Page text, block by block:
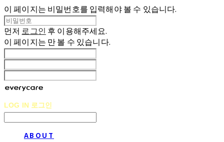
이 페이지는 비밀번호를 입력해야 볼 수 있습니다.
먼저 로그인 후 이용해주세요.
이 페이지는 만 볼 수 있습니다.
LOG IN 로그인
ABOUT